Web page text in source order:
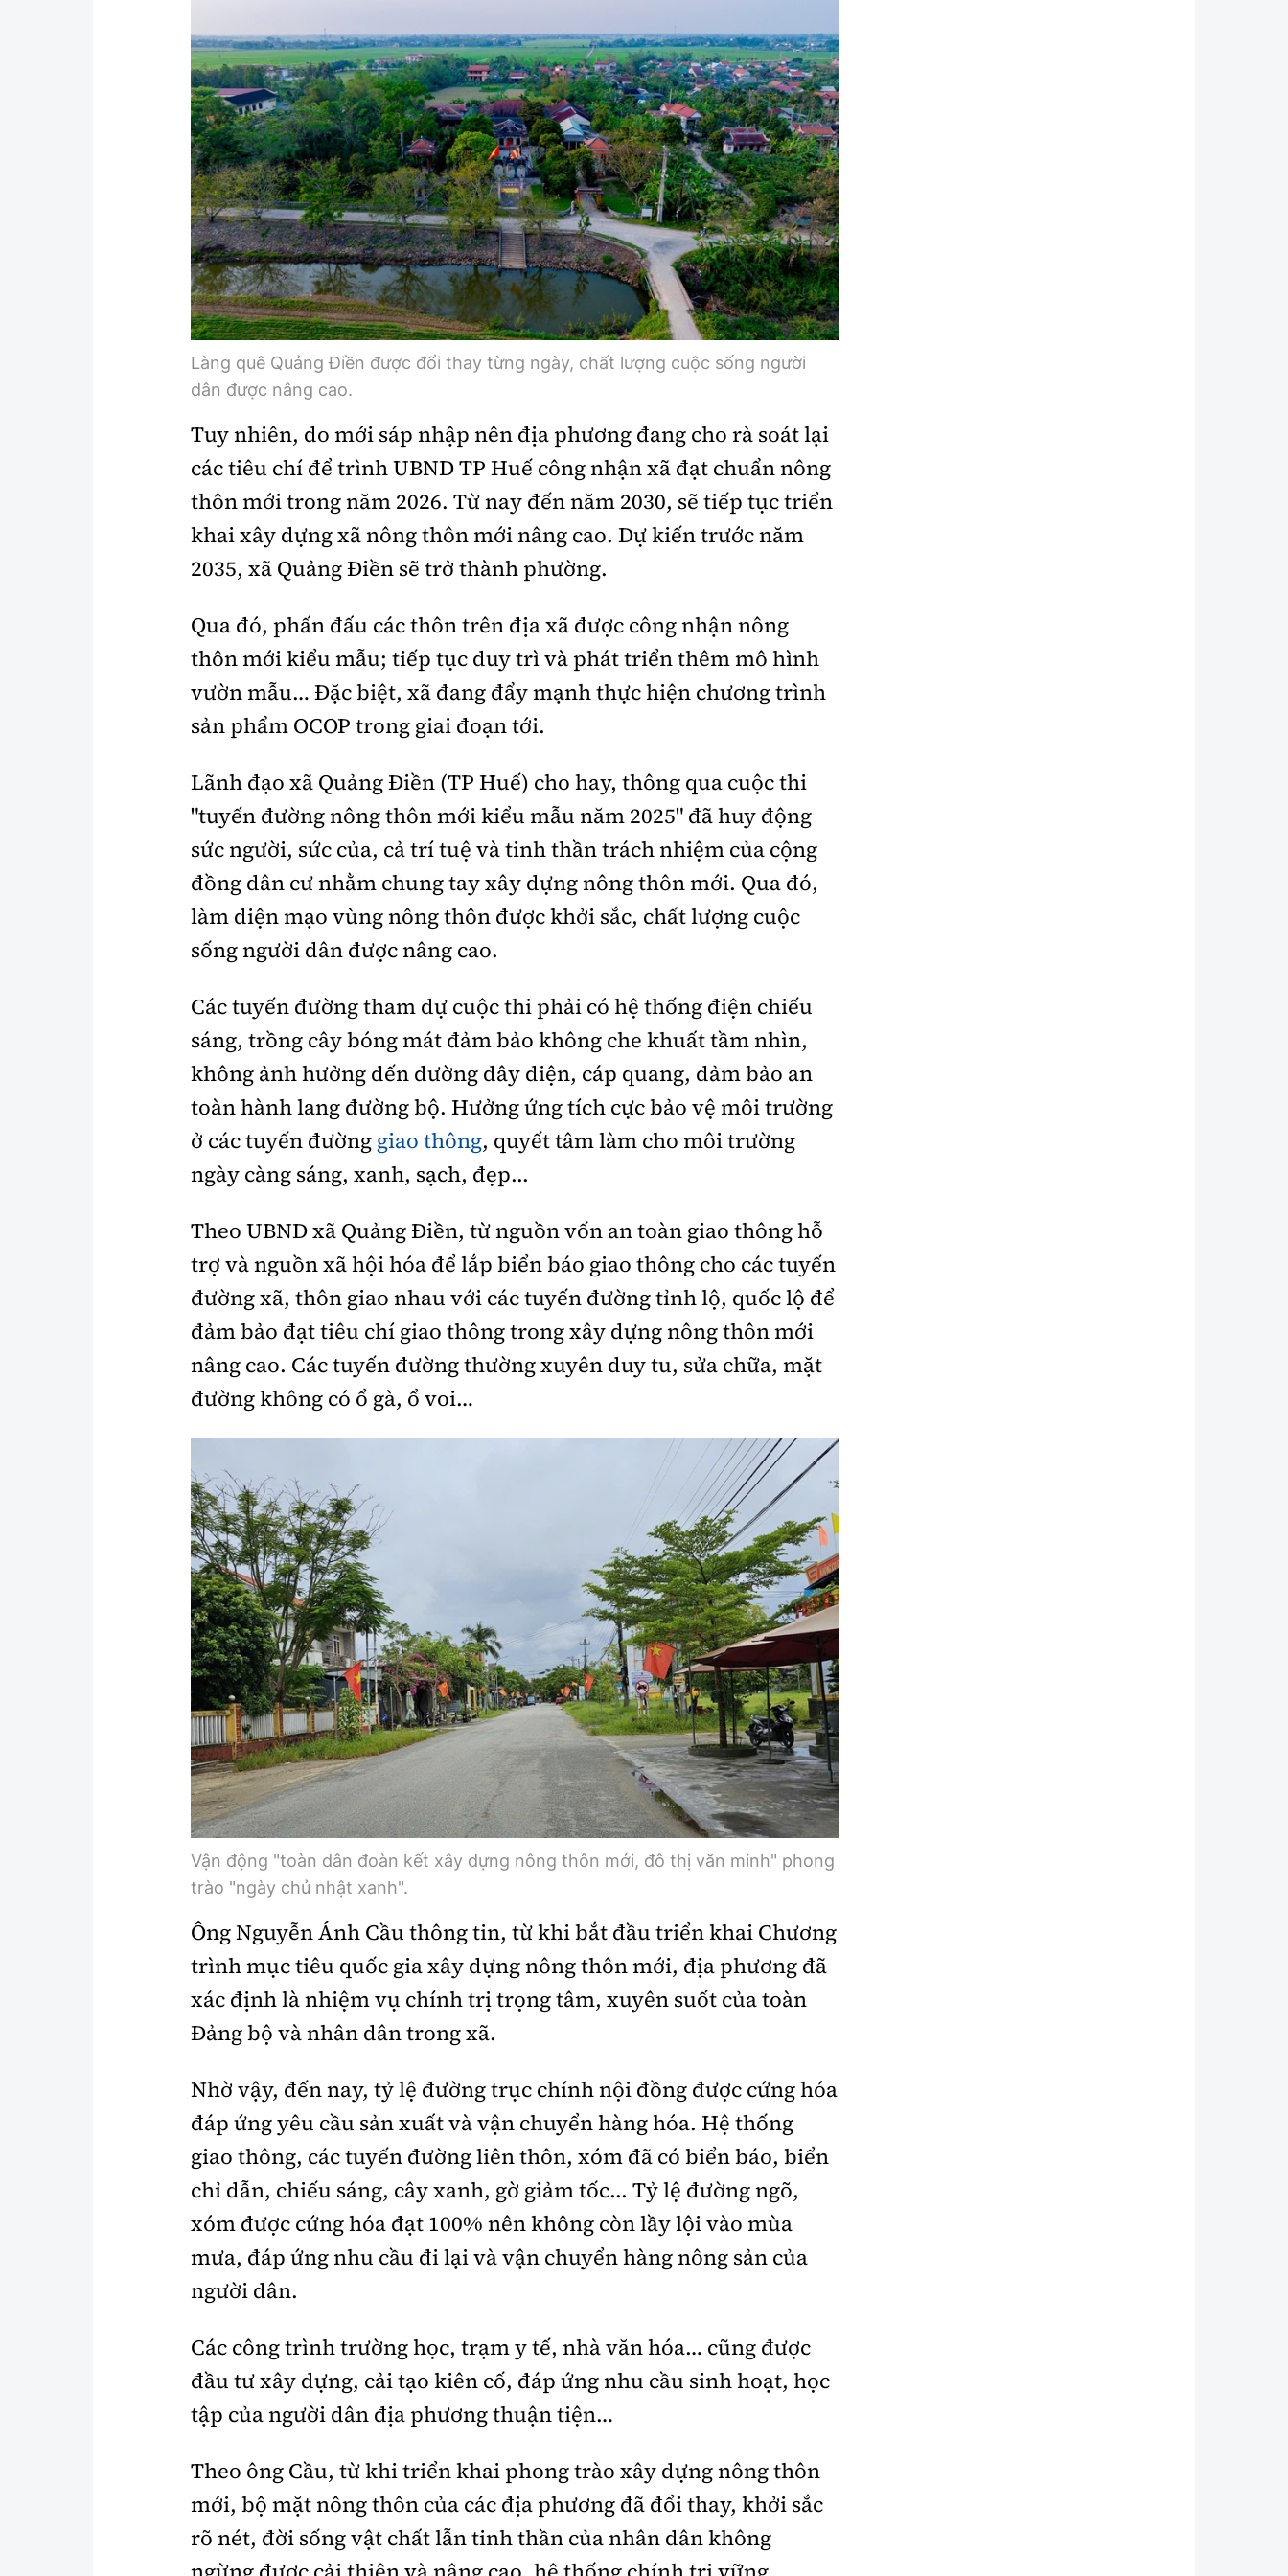
Lao động - Công đoàn
Showbiz
Điện ảnh
Âm nhạc
Hậu trường sao
360 độ thể thao
AI
Tư vấn
Thời sự Quốc tế
Hồ sơ tài liệu
Thế giới giao thông
Thế giới xây dựng
Đi ++
Du lịch
Khám phá
Lối sống
Ẩm thực
Video
Thời sự
Khám phá
Camera giao thông
Câu chuyện giao thông
Làng quê Quảng Điền được đổi thay từng ngày, chất lượng cuộc sống người
dân được nâng cao.
Tuy nhiên, do mới sáp nhập nên địa phương đang cho rà soát lại
các tiêu chí để trình UBND TP Huế công nhận xã đạt chuẩn nông
thôn mới trong năm 2026. Từ nay đến năm 2030, sẽ tiếp tục triển
khai xây dựng xã nông thôn mới nâng cao. Dự kiến trước năm
2035, xã Quảng Điền sẽ trở thành phường.
Qua đó, phấn đấu các thôn trên địa xã được công nhận nông
thôn mới kiểu mẫu; tiếp tục duy trì và phát triển thêm mô hình
vườn mẫu… Đặc biệt, xã đang đẩy mạnh thực hiện chương trình
sản phẩm OCOP trong giai đoạn tới.
Lãnh đạo xã Quảng Điền (TP Huế) cho hay, thông qua cuộc thi
"tuyến đường nông thôn mới kiểu mẫu năm 2025" đã huy động
sức người, sức của, cả trí tuệ và tinh thần trách nhiệm của cộng
đồng dân cư nhằm chung tay xây dựng nông thôn mới. Qua đó,
làm diện mạo vùng nông thôn được khởi sắc, chất lượng cuộc
sống người dân được nâng cao.
Các tuyến đường tham dự cuộc thi phải có hệ thống điện chiếu
sáng, trồng cây bóng mát đảm bảo không che khuất tầm nhìn,
không ảnh hưởng đến đường dây điện, cáp quang, đảm bảo an
toàn hành lang đường bộ. Hưởng ứng tích cực bảo vệ môi trường
ở các tuyến đường giao thông, quyết tâm làm cho môi trường
ngày càng sáng, xanh, sạch, đẹp...
Theo UBND xã Quảng Điền, từ nguồn vốn an toàn giao thông hỗ
trợ và nguồn xã hội hóa để lắp biển báo giao thông cho các tuyến
đường xã, thôn giao nhau với các tuyến đường tỉnh lộ, quốc lộ để
đảm bảo đạt tiêu chí giao thông trong xây dựng nông thôn mới
nâng cao. Các tuyến đường thường xuyên duy tu, sửa chữa, mặt
đường không có ổ gà, ổ voi…
Vận động "toàn dân đoàn kết xây dựng nông thôn mới, đô thị văn minh" phong
trào "ngày chủ nhật xanh".
Ông Nguyễn Ánh Cầu thông tin, từ khi bắt đầu triển khai Chương
trình mục tiêu quốc gia xây dựng nông thôn mới, địa phương đã
xác định là nhiệm vụ chính trị trọng tâm, xuyên suốt của toàn
Đảng bộ và nhân dân trong xã.
Nhờ vậy, đến nay, tỷ lệ đường trục chính nội đồng được cứng hóa
đáp ứng yêu cầu sản xuất và vận chuyển hàng hóa. Hệ thống
giao thông, các tuyến đường liên thôn, xóm đã có biển báo, biển
chỉ dẫn, chiếu sáng, cây xanh, gờ giảm tốc... Tỷ lệ đường ngõ,
xóm được cứng hóa đạt 100% nên không còn lầy lội vào mùa
mưa, đáp ứng nhu cầu đi lại và vận chuyển hàng nông sản của
người dân.
Các công trình trường học, trạm y tế, nhà văn hóa… cũng được
đầu tư xây dựng, cải tạo kiên cố, đáp ứng nhu cầu sinh hoạt, học
tập của người dân địa phương thuận tiện…
Theo ông Cầu, từ khi triển khai phong trào xây dựng nông thôn
mới, bộ mặt nông thôn của các địa phương đã đổi thay, khởi sắc
rõ nét, đời sống vật chất lẫn tinh thần của nhân dân không